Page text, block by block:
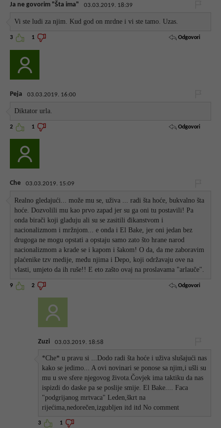
Ja ne govorim "Šta ima" 03.03.2019. 18:39
Vi ste ludi za njim. Kud god on mrdne i vi ste tamo. Uzas.
3 1 Odgovori
Peja 03.03.2019. 16:00
Diktator urla.
2 1 Odgovori
Che 03.03.2019. 15:09
Realno gledajući... može mu se, uživa ... radi šta hoće, bukvalno šta
hoće. Dozvolili mu kao prvo zapad jer su ga oni tu postavili! Pa
onda birači koji gladuju ali su se zasitili đikanstvom i
nacionalizmom i mržnjom... e onda i El Bake, jer oni jedan bez
drugoga ne mogu opstati a opstaju samo zato što hrane narod
nacionalizmom a krade se i kapom i šakom! O da, da me zaboravim
plaćenike tzv medije, među njima i Depo, koji održavaju ove na
vlasti, umjeto da ih ruše!! E eto zašto ovaj na proslavama "arlauče".
9 2 Odgovori
Zuzi 03.03.2019. 18:58
*Che* u pravu si ...Dodo radi šta hoće i uživa slušajući nas
kako se jedimo... A ovi novinari se ponose sa njim,i ušli su
mu u sve sfere njegovog života.Čovjek ima taktiku da nas
ispizdi do daske pa se poslije smije. El Bake.... Faca
"podgrijanog mrtvaca" Leden,škrt na
rijećima,nedorečen,izgubljen itd itd No comment
3 1